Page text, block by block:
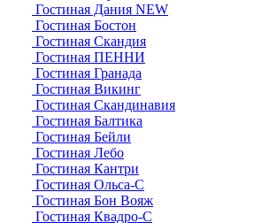
Гостиная Дания NEW
Гостиная Бостон
Гостиная Скандия
Гостиная ПЕННИ
Гостиная Гранада
Гостиная Викинг
Гостиная Скандинавия
Гостиная Балтика
Гостиная Бейли
Гостиная Лебо
Гостиная Кантри
Гостиная Ольса-С
Гостиная Бон Вояж
Гостиная Квадро-С